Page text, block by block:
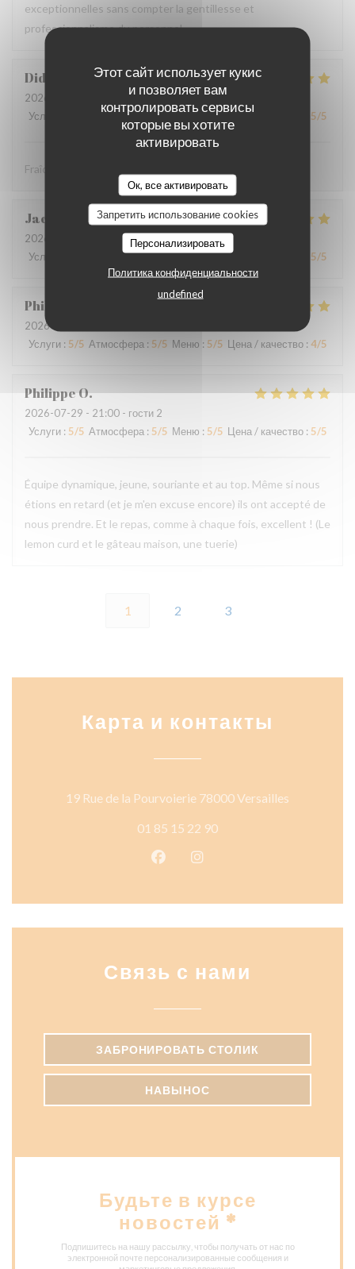
Этот сайт использует кукис
и позволяет вам
контролировать сервисы
которые вы хотите
активировать
Ок, все активировать
Запретить использование cookies
Персонализировать
Политика конфиденциальности
undefined
exceptionnelles sans compter la gentillesse et
professionnalisme du personnel.
Didier
2026-08-01
- 12:30 - гости 4
Услуги
Атмосфера : 5/5 Меню : 5/5 Цена / качество 5/5
Fraîcheur des produits
Jacques
2026-07-31
- 20:30 - гости 2
Услуги
Атмосфера:5/5 Меню:5/5 Цена / качество 5/5
Philippe
2026-07-30
Услуги : 5/5 Атмосфера : 5/5 Меню : 5/5 Цена / качество : 4/5
PhilippeO
2026-07-29 - 21:00 - гости 2
Услуги : 5/5 Атмосфера : 5/5 Меню : 5/5 Цена / качество : 5/5
Équipe dynamique, jeune, souriante et au top. Même si nous
étions en retard (et je m'en excuse encore) ils ont accepté de
nous prendre. Et le repas, comme à chaque fois, excellent ! (Le
lemon curd et le gâteau maison, une tuerie)
1 2 3
Карта и контакты
19 Rue de la Pourvoierie 78000 Versailles
01 85 15 22 90
Facebook ((открывается в
Instagram
Связь с нами
ЗАБРОНИРОВАТЬ СТОЛИК
НАВЫНОС
Будьте в курсе
новостей *
Подпишитесь на нашу рассылку, чтобы получать от нас по
электронной почте персонализированные сообщения и